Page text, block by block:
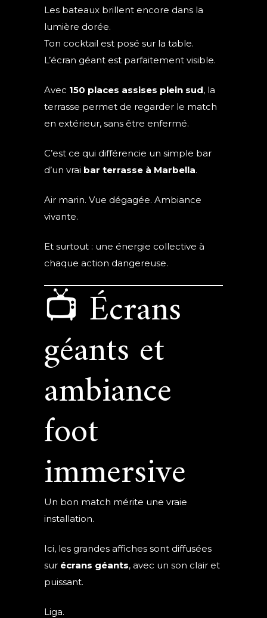
Les bateaux brillent encore dans la
lumière dorée.
Ton cocktail est posé sur la table.
L’écran géant est parfaitement visible.
Avec 150 places assises plein sud, la
terrasse permet de regarder le match
en extérieur, sans être enfermé.
C’est ce qui différencie un simple bar
d’un vrai bar terrasse à Marbella.
Air marin. Vue dégagée. Ambiance
vivante.
Et surtout : une énergie collective à
chaque action dangereuse.
📺 Écrans
géants et
ambiance
foot
immersive
Un bon match mérite une vraie
installation.
Ici, les grandes affiches sont diffusées
sur écrans géants, avec un son clair et
puissant.
Liga.